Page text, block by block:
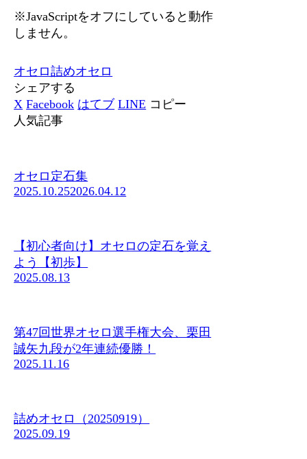
※JavaScriptをオフにしていると動作
しません。
オセロ詰めオセロ
シェアする
X Facebook はてブ LINE コピー
人気記事
オセロ定石集
2025.10.252026.04.12
【初心者向け】オセロの定石を覚え
よう【初歩】
2025.08.13
第47回世界オセロ選手権大会、栗田
誠矢九段が2年連続優勝！
2025.11.16
詰めオセロ（20250919）
2025.09.19